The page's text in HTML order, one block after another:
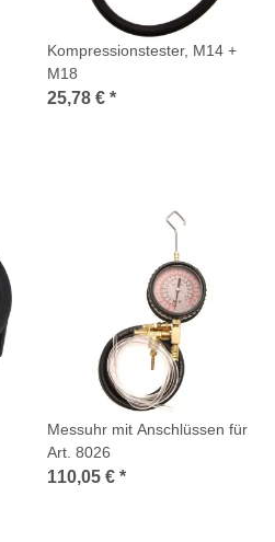
Kompressionstester, M14 +
M18
25,78 € *
Messuhr mit Anschlüssen für
Art. 8026
110,05 € *